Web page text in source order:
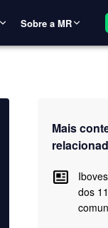
Sobre a MR
Mais
dos